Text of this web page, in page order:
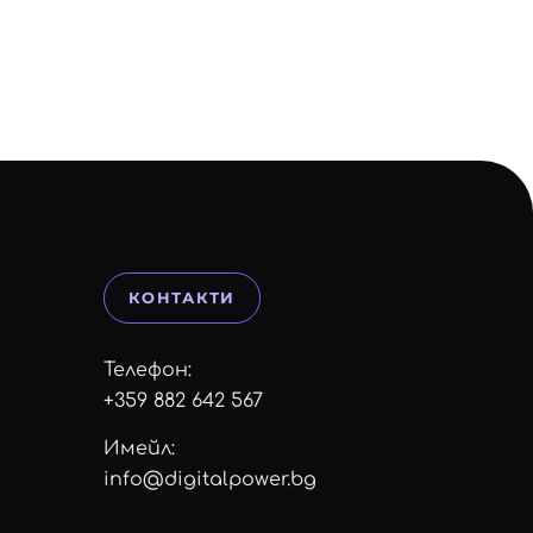
КОНТАКТИ
Телефон:
+359 882 642 567
Имейл:
info@digitalpower.bg